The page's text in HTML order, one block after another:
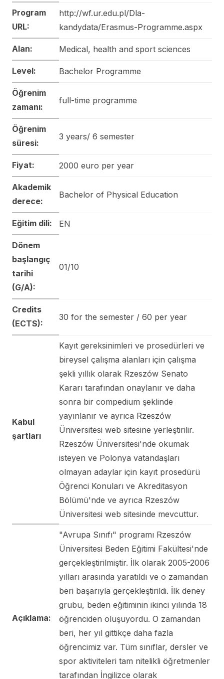
Program
URL:
http://wf.ur.edu.pl/Dla-
kandydata/Erasmus-Programme.aspx
Alan: Medical, health and sport sciences
Level: Bachelor Programme
Öğrenim
zamanı:
full-time programme
Öğrenim
süresi:
3 years/ 6 semester
Fiyat: 2000 euro per year
Akademik
derece:
Bachelor of Physical Education
Eğitim dili: EN
Dönem
başlangıç
tarihi
(G/A):
01/10
Credits
(ECTS):
30 for the semester / 60 per year
Kabul
şartları
Kayıt gereksinimleri ve prosedürleri ve
bireysel çalışma alanları için çalışma
şekli yıllık olarak Rzeszów Senato
Kararı tarafından onaylanır ve daha
sonra bir compedium şeklinde
yayınlanır ve ayrıca Rzeszów
Üniversitesi web sitesine yerleştirilir.
Rzeszów Üniversitesi'nde okumak
isteyen ve Polonya vatandaşları
olmayan adaylar için kayıt prosedürü
Öğrenci Konuları ve Akreditasyon
Bölümü'nde ve ayrıca Rzeszów
Üniversitesi web sitesinde mevcuttur.
Açıklama:
"Avrupa Sınıfı" programı Rzeszów
Üniversitesi Beden Eğitimi Fakültesi'nde
gerçekleştirilmiştir. İlk olarak 2005-2006
yılları arasında yaratıldı ve o zamandan
beri başarıyla gerçekleştirildi. İlk deney
grubu, beden eğitiminin ikinci yılında 18
öğrenciden oluşuyordu. O zamandan
beri, her yıl gittikçe daha fazla
öğrencimiz var. Tüm sınıflar, dersler ve
spor aktiviteleri tam nitelikli öğretmenler
tarafından İngilizce olarak